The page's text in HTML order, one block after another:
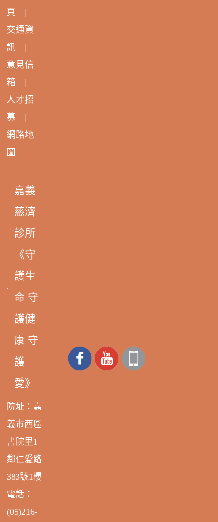
頁 |
交通資
訊 |
意見信
箱 |
人才招
募 |
網路地
圖
嘉義
慈濟
診所
《守
護生
命 守
護健
康 守
護
愛》
院址：嘉
義市西區
書院里1
鄰仁愛路
383號1樓
電話：
(05)216-